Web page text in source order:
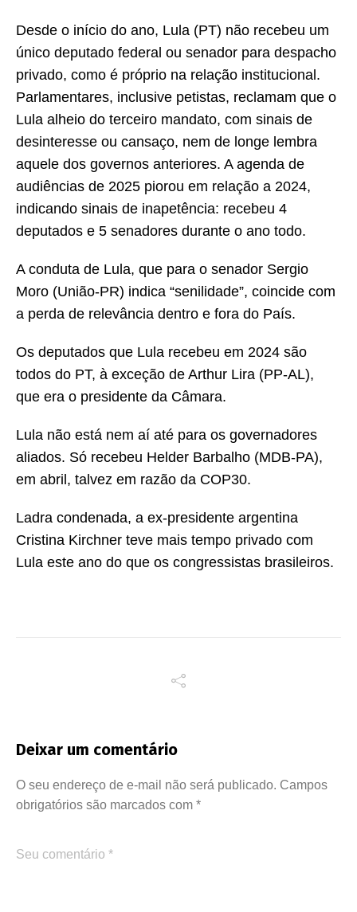
Desde o início do ano, Lula (PT) não recebeu um
único deputado federal ou senador para despacho
privado, como é próprio na relação institucional.
Parlamentares, inclusive petistas, reclamam que o
Lula alheio do terceiro mandato, com sinais de
desinteresse ou cansaço, nem de longe lembra
aquele dos governos anteriores. A agenda de
audiências de 2025 piorou em relação a 2024,
indicando sinais de inapetência: recebeu 4
deputados e 5 senadores durante o ano todo.
A conduta de Lula, que para o senador Sergio
Moro (União-PR) indica “senilidade”, coincide com
a perda de relevância dentro e fora do País.
Os deputados que Lula recebeu em 2024 são
todos do PT, à exceção de Arthur Lira (PP-AL),
que era o presidente da Câmara.
Lula não está nem aí até para os governadores
aliados. Só recebeu Helder Barbalho (MDB-PA),
em abril, talvez em razão da COP30.
Ladra condenada, a ex-presidente argentina
Cristina Kirchner teve mais tempo privado com
Lula este ano do que os congressistas brasileiros.
Deixar um comentário
O seu endereço de e-mail não será publicado. Campos
obrigatórios são marcados com *